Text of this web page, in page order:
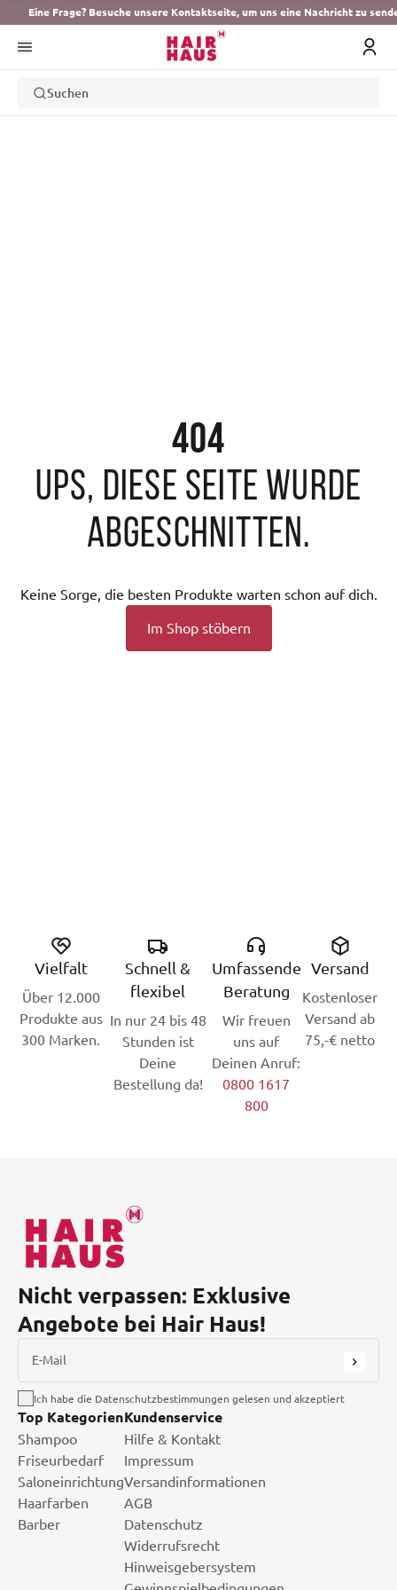
Eine Frage? Besuche unsere Kontaktseite, um uns eine Nachricht zu
Suchen
404
Ups, diese Seite wurde
abgeschnitten.
Keine Sorge, die besten Produkte warten schon auf dich.
Im Shop stöbern
Vielfalt
Über 12.000
Produkte aus
300 Marken.
Schnell &
flexibel
In nur 24 bis 48
Stunden ist
Deine
Bestellung da!
Umfassende
Beratung
Wir freuen
uns auf
Deinen Anruf:
0800 1617
800
Versand
Kostenloser
Versand ab
75,-€ netto
Nicht verpassen: Exklusive
Angebote bei Hair Haus!
E-Mail
Ich habe die Datenschutzbestimmungen gelesen und akzeptiert
Top Kategorien
Shampoo
Friseurbedarf
Saloneinrichtung
Haarfarben
Barber
Kundenservice
Hilfe & Kontakt
Impressum
Versandinformationen
AGB
Datenschutz
Widerrufsrecht
Hinweisgebersystem